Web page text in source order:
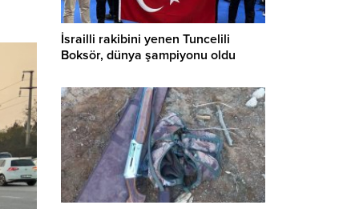
İsrailli rakibini yenen Tuncelili
Boksör, dünya şampiyonu oldu